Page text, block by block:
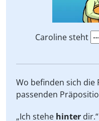
Caroline steht
Wo befinden sich die
passenden
„Ich stehe hinter dir.“